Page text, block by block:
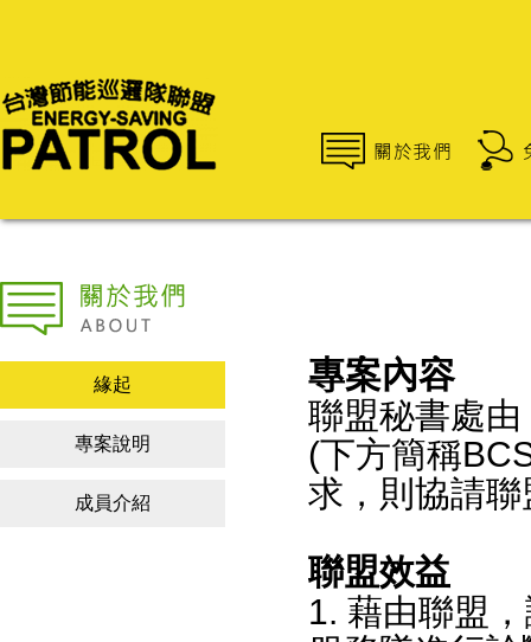
緣起
專案說明
成員介紹
專案內容
聯盟秘書處
(下方簡稱
求，則協請
聯盟效益
1. 藉由聯盟